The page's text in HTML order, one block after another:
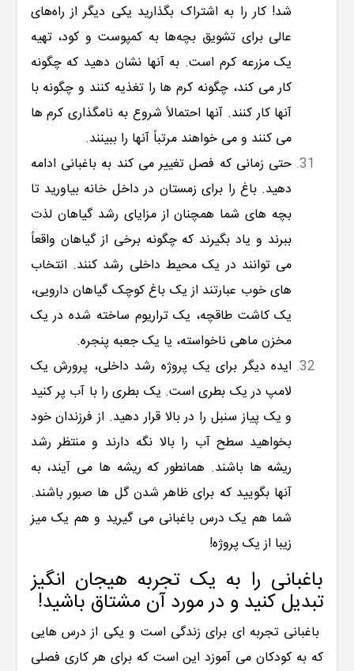
شد! کار را به اشتراک بگذارید یکی دیگر از راه‌های
عالی برای تشویق بچه‌ها به کمپوست و کود، تهیه
یک مزرعه کرم است. به آنها نشان دهید که چگونه
کار می کند، چگونه کرم ها را تغذیه کنند و چگونه با
آنها کار کنند. آنها احتمالاً شروع به نامگذاری کرم ها
می کنند و می خواهند مرتباً آنها را ببینند.
حتی زمانی که فصل تغییر می کند به باغبانی ادامه
دهید. باغ را برای زمستان در داخل خانه بیاورید تا
بچه های شما همچنان از مزایای رشد گیاهان لذت
ببرند و یاد بگیرند که چگونه برخی از گیاهان واقعاً
می توانند در یک محیط داخلی رشد کنند. انتخاب
های خوب عبارتند از یک باغ کوچک گیاهان دارویی،
یک کاشت طاقچه، یک تراریوم ساخته شده در یک
مخزن ماهی ناخواسته، یا یک جعبه پنجره.
ایده دیگر برای یک پروژه رشد داخلی، پرورش یک
لامپ در یک بطری است. یک بطری را با آب پر کنید
و یک پیاز سنبل را در بالا قرار دهید. از فرزندان خود
بخواهید سطح آب را بالا نگه دارند و منتظر رشد
ریشه ها باشند. همانطور که ریشه ها می آیند، به
آنها بگویید که برای ظاهر شدن گل ها صبور باشند.
شما هم یک درس باغبانی می گیرید و هم یک میز
زیبا از یک پروژه!
باغبانی را به یک تجربه هیجان انگیز
تبدیل کنید و در مورد آن مشتاق باشید!
باغبانی تجربه ای برای زندگی است و یکی از درس هایی
که به کودکان می آموزد این است که برای هر کاری فصلی